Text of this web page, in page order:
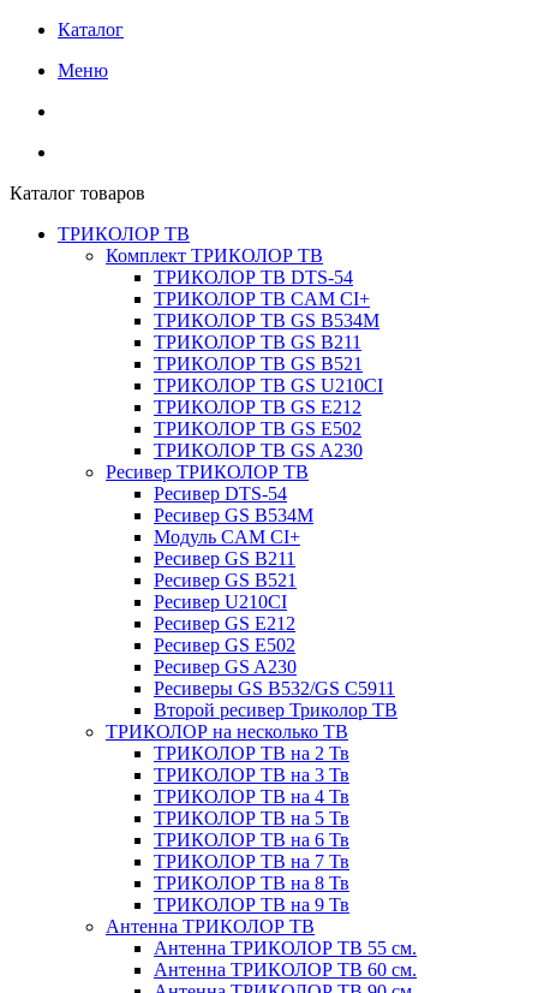
Каталог
Меню
Каталог товаров
ТРИКОЛОР ТВ
Комплект ТРИКОЛОР ТВ
ТРИКОЛОР ТВ DTS-54
ТРИКОЛОР ТВ CAM CI+
ТРИКОЛОР ТВ GS B534M
ТРИКОЛОР ТВ GS B211
ТРИКОЛОР ТВ GS B521
ТРИКОЛОР ТВ GS U210CI
ТРИКОЛОР ТВ GS E212
ТРИКОЛОР ТВ GS E502
ТРИКОЛОР ТВ GS A230
Ресивер ТРИКОЛОР ТВ
Ресивер DTS-54
Ресивер GS B534M
Модуль CAM CI+
Ресивер GS B211
Ресивер GS B521
Ресивер U210CI
Ресивер GS E212
Ресивер GS E502
Ресивер GS A230
Ресиверы GS B532/GS C5911
Второй ресивер Триколор ТВ
ТРИКОЛОР на несколько ТВ
ТРИКОЛОР ТВ на 2 Тв
ТРИКОЛОР ТВ на 3 Тв
ТРИКОЛОР ТВ на 4 Тв
ТРИКОЛОР ТВ на 5 Тв
ТРИКОЛОР ТВ на 6 Тв
ТРИКОЛОР ТВ на 7 Тв
ТРИКОЛОР ТВ на 8 Тв
ТРИКОЛОР ТВ на 9 Тв
Антенна ТРИКОЛОР ТВ
Антенна ТРИКОЛОР ТВ 55 см.
Антенна ТРИКОЛОР ТВ 60 см.